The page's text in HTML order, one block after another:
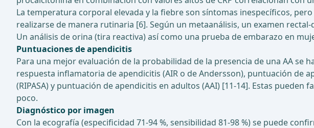
La temperatura corporal elevada y la fiebre son síntomas inespecíficos,
realizarse de manera rutinaria [6]. Según un metaanálisis, un examen
Un análisis de orina (tira reactiva) así como una prueba de embarazo en
Puntuaciones de apendicitis
Para una mejor evaluación de la probabilidad de la presencia de una AA se
respuesta inflamatoria de apendicitis (AIR o de Andersson), puntuación de
(RIPASA) y puntuación de apendicitis en adultos (AAI) [11-14]. Estas
poco.
Diagnóstico por imagen
Con la ecografía (especificidad 71-94 %, sensibilidad 81-98 %) se puede